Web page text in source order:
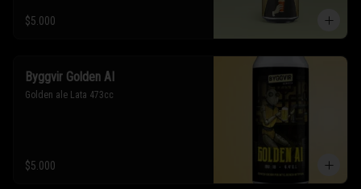
$5.000
Byggvir Golden AI
Golden ale Lata 473cc
$5.000